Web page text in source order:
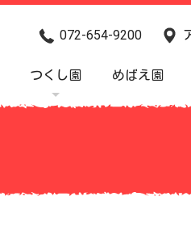
072-654-9200
つくし園 めばえ園